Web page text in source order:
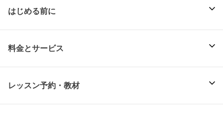
はじめる前に
料金とサービス
レッスン予約・教材